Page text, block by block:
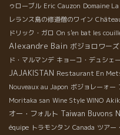
ゥローブル Eric Cauzon Domaine
レランス島の修道僧のワイン
ドリック・ガロ On s'en bat les
Alexandre Bain ボジョロワーズ
ド・マルマンデ キョーコ・デュシェ
JAJAKISTAN Restaurant En
Nouveaux au Japon ボジョレーォー
Moritaka san Wine Style WINO
オー・フォルト Taiwan Buvons
équipe トラモンタン Canada ツアー